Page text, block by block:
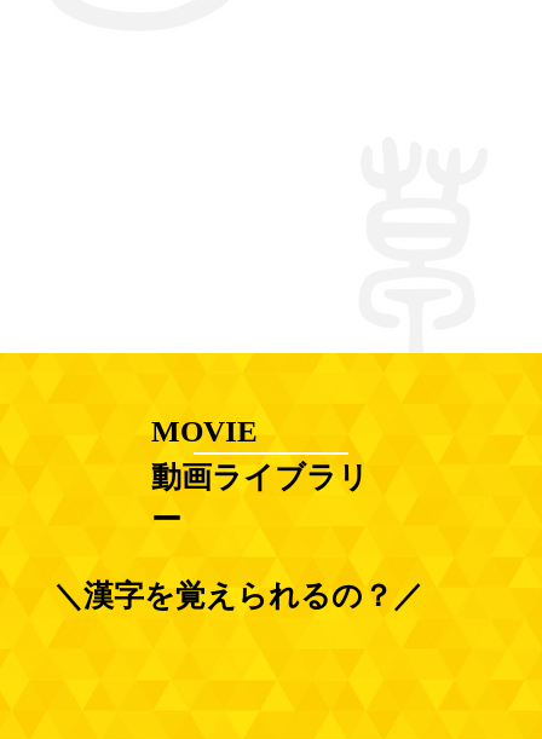
MOVIE
​動画ライブラリ
ー​
＼​漢字を覚えられるの？／​​